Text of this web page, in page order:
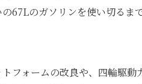
67Lのガソリンを使い切る
フォームの改良や、四輪駆